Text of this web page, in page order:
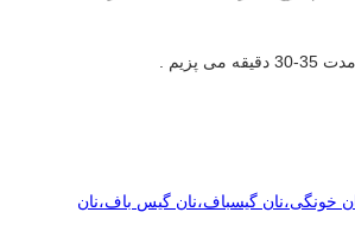
پزیم .
خونگی،نان گیسباف،نان گیس باف،نان